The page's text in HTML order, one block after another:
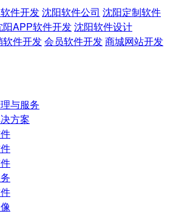
件开发沈阳软件公司 沈阳定制软件
阳APP软件开发沈阳软件设计
软件开发会员软件开发商城网站开发
与服务
方案